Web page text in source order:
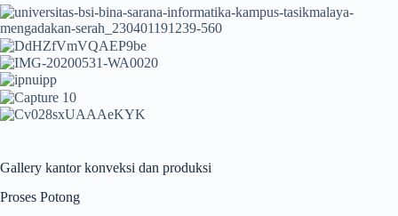
Gallery kantor konveksi dan produksi
Proses Potong